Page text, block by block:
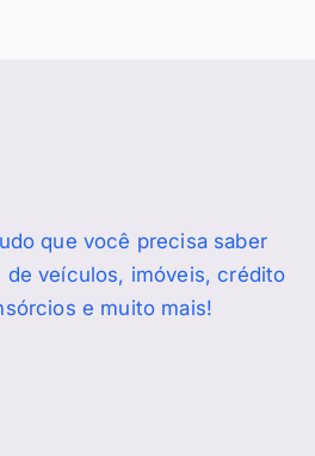
que você precisa saber
de veículos, imóveis, crédito
e muito mais!